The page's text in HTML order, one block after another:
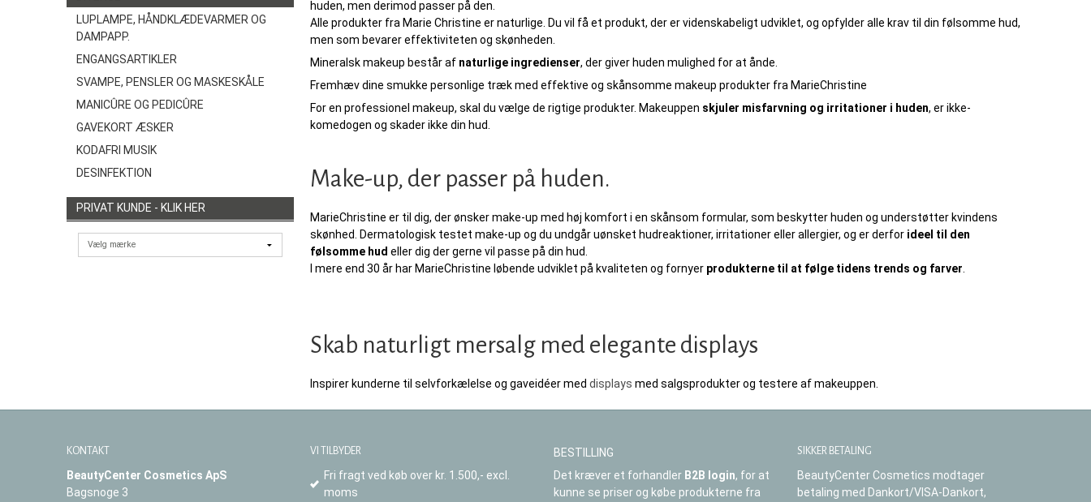
LUPLAMPE, HÅNDKLÆDEVARMER OG
DAMPAPP.
ENGANGSARTIKLER
SVAMPE, PENSLER OG MASKESKÅLE
MANICÛRE OG PEDICÛRE
GAVEKORT ÆSKER
KODAFRI MUSIK
DESINFEKTION
PRIVAT KUNDE - KLIK HER
huden, men derimod passer på den.
Alle produkter fra Marie Christine er naturlige. Du vil få et produkt, der er videnskabeligt udviklet, og opfylder alle krav til din følsomme hud,
men som bevarer effektiviteten og skønheden.
Mineralsk makeup består af naturlige ingredienser, der giver huden mulighed for at ånde.
Fremhæv dine smukke personlige træk med effektive og skånsomme makeup produkter fra MarieChristine
For en professionel makeup, skal du vælge de rigtige produkter. Makeuppen skjuler misfarvning og irritationer i huden, er ikke-
komedogen og skader ikke din hud.
Make-up, der passer på huden.
MarieChristine er til dig, der ønsker make-up med høj komfort i en skånsom formular, som beskytter huden og understøtter kvindens
skønhed. Dermatologisk testet make-up og du undgår uønsket hudreaktioner, irritationer eller allergier, og er derfor ideel til den
følsomme hud eller dig der gerne vil passe på din hud.
I mere end 30 år har MarieChristine løbende udviklet på kvaliteten og fornyer produkterne til at følge tidens trends og farver
Skab naturligt mersalg med elegante displays
Inspirer kunderne til selvforkælelse og gaveidéer med displays med salgsprodukter og testere af makeuppen.
KONTAKT
BeautyCenter Cosmetics ApS
Bagsnoge 3
VI TILBYDER
Fri fragt ved køb over kr. 1.500,- excl.
moms
BESTILLING
Det kræver et forhandler B2B login, for at
kunne se priser og købe produkterne fra
SIKKER BETALING
BeautyCenter Cosmetics modtager
betaling med Dankort/VISA-Dankort,